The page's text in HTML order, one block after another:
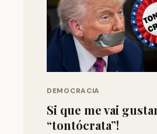
DEMOCRACIA
Si que me vai
“tontócrata”!